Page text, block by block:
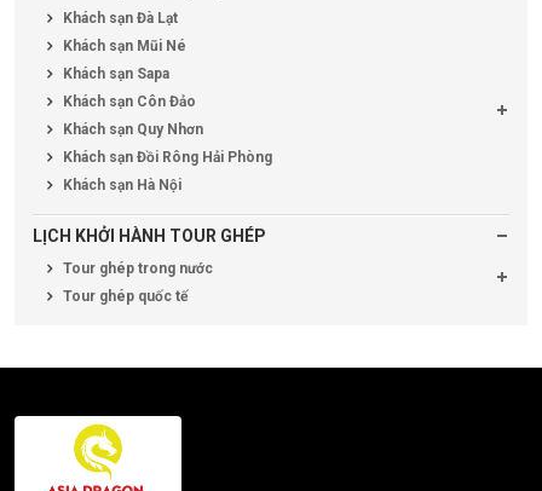
Khách sạn Đà Lạt
Khách sạn Mũi Né
Khách sạn Sapa
Khách sạn Côn Đảo
Khách sạn Quy Nhơn
Khách sạn Đồi Rông Hải Phòng
Khách sạn Hà Nội
LỊCH KHỞI HÀNH TOUR GHÉP
Tour ghép trong nước
Tour ghép quốc tế